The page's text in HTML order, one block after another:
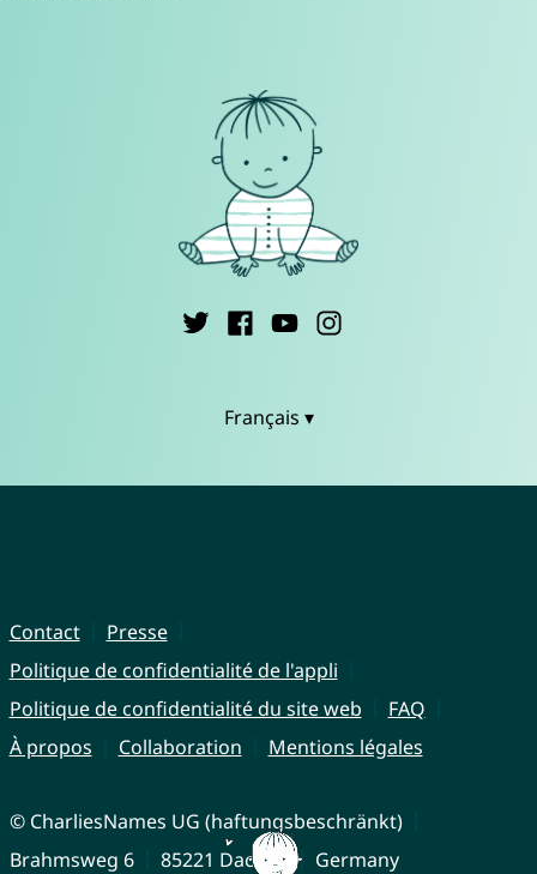
Français ▾
Contact
Presse
Politique de confidentialité de l'appli
Politique de confidentialité du site web
FAQ
À propos
Collaboration Mentions légales
© CharliesNames UG (haftungsbeschränkt)
Brahmsweg 6
85221 Dachau Germany